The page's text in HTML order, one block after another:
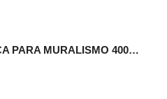
PASTA ACRILICA PARA MURALISMO 400 GRS